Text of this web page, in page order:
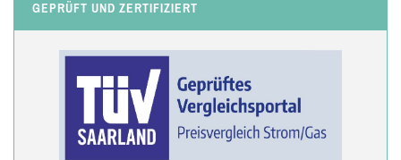
GEPRÜFT UND ZERTIFIZIERT